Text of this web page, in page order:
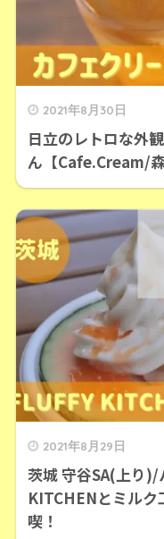
2021年8月30日
日立のレトロな外
ん【Cafe.Cream/森
2021年8月29日
茨城 守谷SA(上り
KITCHENとミル
喫！